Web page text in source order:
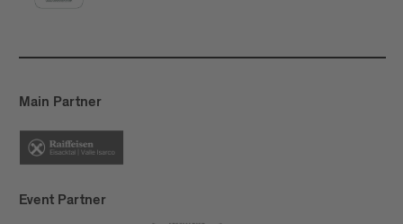
Main Partner
Event Partner